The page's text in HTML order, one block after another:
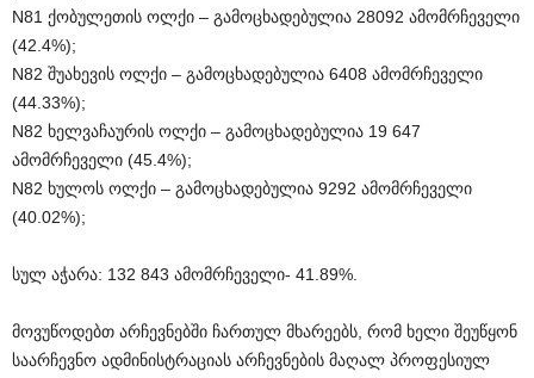
N81 ქობულეთის ოლქი – გამოცხადებულია 28092 ამომრჩეველი
(42.4%);
N82 შუახევის ოლქი – გამოცხადებულია 6408 ამომრჩეველი
(44.33%);
N82 ხელვაჩაურის ოლქი – გამოცხადებულია 19 647
ამომრჩეველი (45.4%);
N82 ხულოს ოლქი – გამოცხადებულია 9292 ამომრჩეველი
(40.02%);
სულ აჭარა: 132 843 ამომრჩეველი- 41.89%.
მოვუწოდებთ არჩევნებში ჩართულ მხარეებს, რომ ხელი შეუწყონ
საარჩევნო ადმინისტრაციას არჩევნების მაღალ პროფესიულ